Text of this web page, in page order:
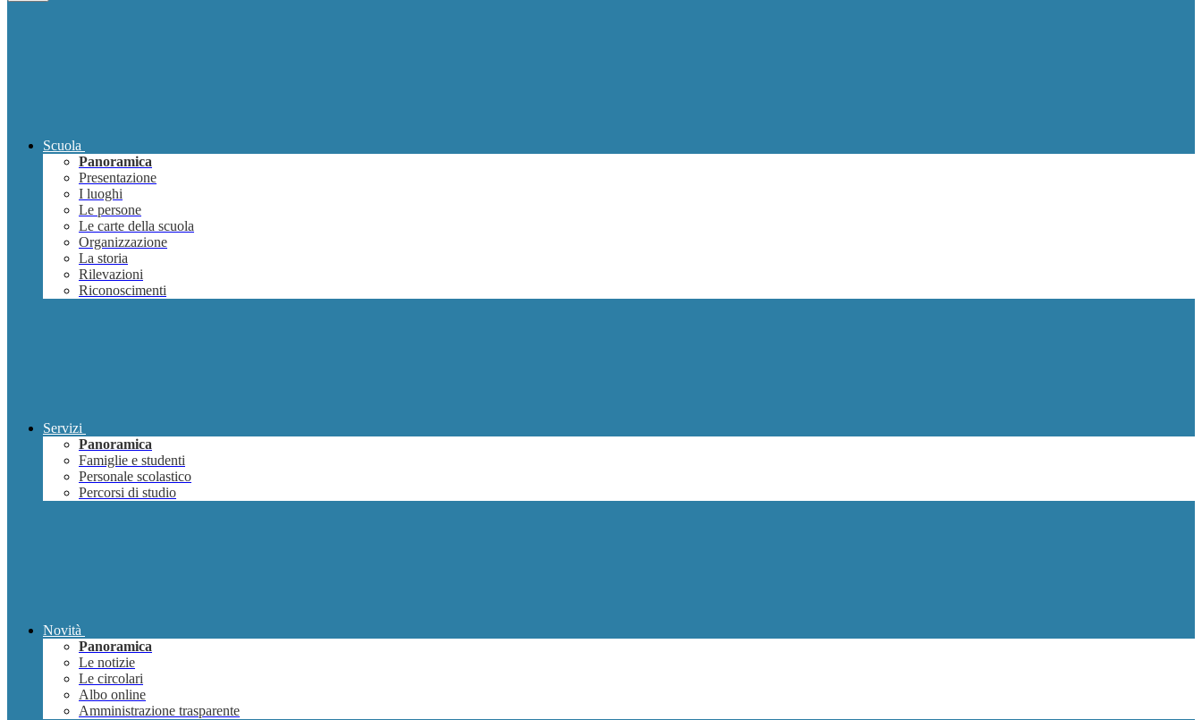
Scuola
Panoramica
Presentazione
I luoghi
Le persone
Le carte della scuola
Organizzazione
La storia
Rilevazioni
Riconoscimenti
Servizi
Panoramica
Famiglie e studenti
Personale scolastico
Percorsi di studio
Novità
Panoramica
Le notizie
Le circolari
Albo online
Amministrazione trasparente